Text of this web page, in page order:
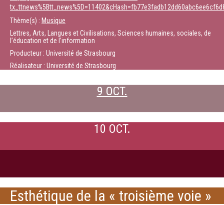
Thème(s) : Musique
Lettres, Arts, Langues et Civilisations, Sciences humaines, sociales, de
l’éducation et de l’information
Producteur : Université de Strasbourg
Réalisateur : Université de Strasbourg
9 OCT.
10 OCT.
Esthétique de la « troisième voie »